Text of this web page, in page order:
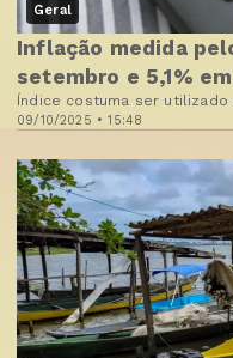
Geral
09/10/2025 • 15:48
Inflação medida
setembro e 5,1%
Índice costuma ser